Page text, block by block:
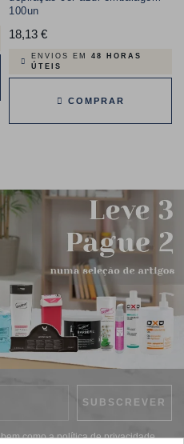
100un
18,13 €Preço
ENVIOS EM 48 HORAS
ÚTEIS
COMPRAR
bem como apolítica de privacidade.